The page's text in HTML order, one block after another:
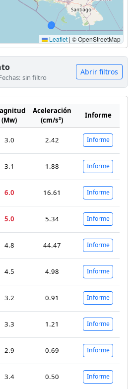
Leaflet | © OpenStreetMap
sin filtro
Abrir filtros
(Mw)
Aceleración
(cm/s²)
Informe
3.0 2.42 Informe
3.1 1.88 Informe
6.0 16.61 Informe
5.0 5.34 Informe
4.8 44.47 Informe
4.5 4.98 Informe
3.2 0.91 Informe
3.3 1.21 Informe
2.9 0.69 Informe
3.4 0.50 Informe